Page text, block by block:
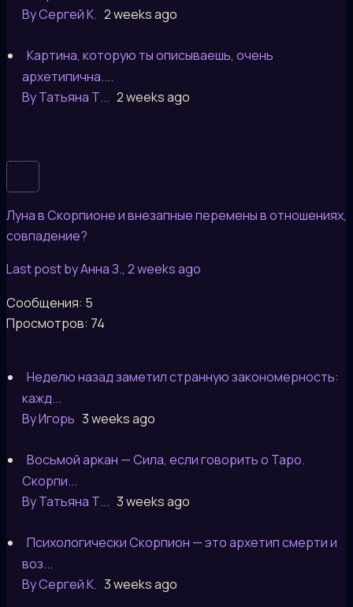
By Сергей К. 2 weeks ago
Картина, которую ты описываешь, очень
архетипична....
By Татьяна Т... 2 weeks ago
Луна в Скорпионе и внезапные перемены в отношениях,
совпадение?
Last post by Анна З., 2 weeks ago
Сообщения: 5
Просмотров: 74
Неделю назад заметил странную закономерность:
кажд...
By Игорь 3 weeks ago
Восьмой аркан — Сила, если говорить о Таро.
Скорпи...
By Татьяна Т... 3 weeks ago
Психологически Скорпион — это архетип смерти и
воз...
By Сергей К. 3 weeks ago